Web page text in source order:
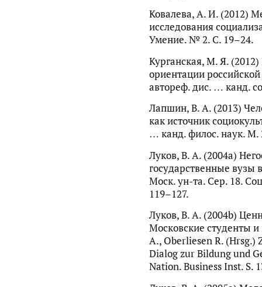
Ковалева, А. И. (2012)
исследования
Умение. № 2. С. 19–24.
Курганская, М. Я.
ориентации
автореф. дис. … канд.
Лапшин, В. А. (2013)
как источник
… канд. филос. наук. М.
Луков, В. А. (2004a)
государственные вузы
Моск. ун-та. Сер. 18.
119–127.
Луков, В. А. (2004b)
Московские студенты
А., Oberliesen R.
Dialog zur Bildung und
Nation. Business Inst. S.